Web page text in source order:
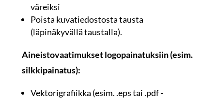
väreiksi
Poista kuvatiedostosta tausta
(läpinäkyvällä taustalla).
Aineistovaatimukset logopainatuksiin (esim.
silkkipainatus):
Vektorigrafiikka (esim. .eps tai .pdf -